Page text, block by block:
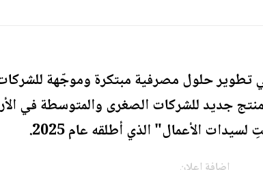
تطوير حلول مصرفية مبتكرة وموجّهة